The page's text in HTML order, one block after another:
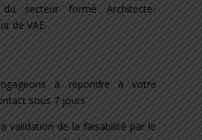
du secteur formé Architecte-
de VAE.
à répondre à votre
sous 7 jours.
validation de la faisabilité par le